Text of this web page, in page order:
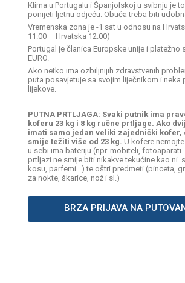
Klima u Portugalu i Španjolskoj u svibnju je
ponijeti ljetnu odjeću. Obuća treba biti
Vremenska zona je -1 sat u odnosu na
11.00 – Hrvatska 12.00)
Portugal je članica Europske unije i platežno
EURO.
Ako netko ima ozbiljnijih zdravstvenih
puta posavjetuje sa svojim liječnikom i neka
lijekove.
PUTNA PRTLJAGA: Svaki putnik ima
koferu 23 kg i 8 kg ručne prtljage. Ako
imati samo jedan veliki zajednički kofer,
smije težiti više od 23 kg. U kofere
u sebi ima bateriju (npr. mobiteli,
prtljazi ne smije biti nikakve tekućine kao ni
kosu, parfemi…) te oštri predmeti (pinceta,
za nokte, škarice, nož i sl.)
BRZA PRIJAVA NA